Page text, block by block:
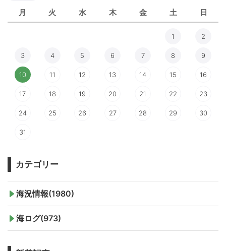
月 火 水 木 金 土 日
1 2
3 4 5 6 7 8 9
10 11 12 13 14 15 16
17 18 19 20 21 22 23
24 25 26 27 28 29 30
31
カテゴリー
海況情報(1980)
海ログ(973)